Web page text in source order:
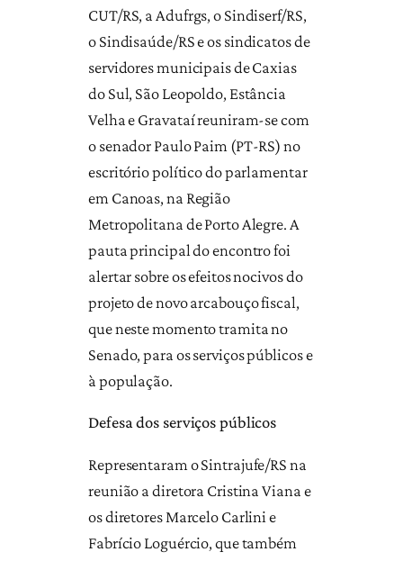
CUT/RS, a Adufrgs, o Sindiserf/RS,
o Sindisaúde/RS e os sindicatos de
servidores municipais de Caxias
do Sul, São Leopoldo, Estância
Velha e Gravataí reuniram-se com
o senador Paulo Paim (PT-RS) no
escritório político do parlamentar
em Canoas, na Região
Metropolitana de Porto Alegre. A
pauta principal do encontro foi
alertar sobre os efeitos nocivos do
projeto de novo arcabouço fiscal,
que neste momento tramita no
Senado, para os serviços públicos e
à população.
Defesa dos serviços públicos
Representaram o Sintrajufe/RS na
reunião a diretora Cristina Viana e
os diretores Marcelo Carlini e
Fabrício Loguércio, que também